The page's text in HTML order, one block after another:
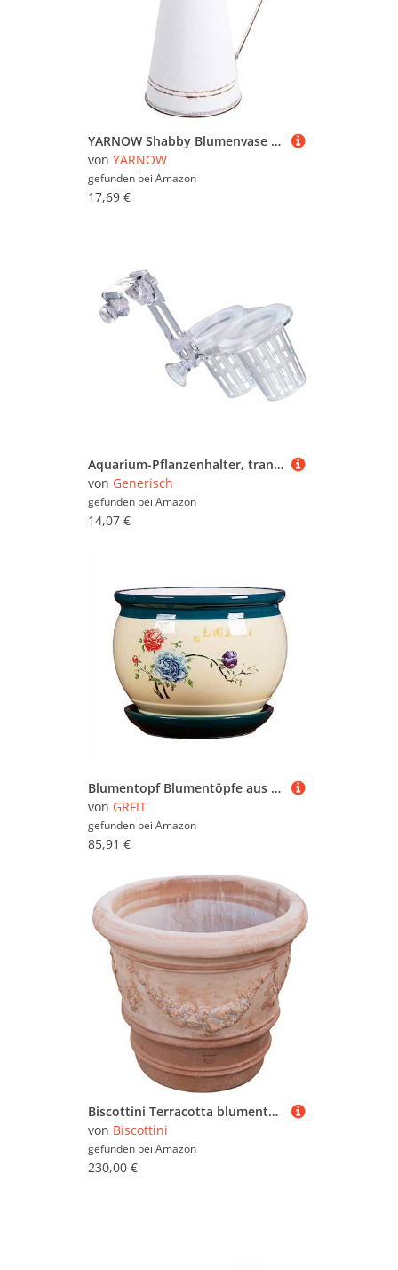
YARNOW Shabby Blumenvase Vintage Gießkanne Rustikaler Blumentopf Shabby Chic Deko Eisen Landhaus Vase Metall Retro Übertopf Eimer für Büro Schreibtisch Balkon Wohnzimmer Tischdeko
von YARNOW
gefunden bei Amazon
17,69 €
Aquarium-Pflanzenhalter, transparenter Blumentopf mit Loch, Aquarium-Dekoration, verstellbare Hydrokultur-Doppelbecher, Wasserzubehör für den Anbau
von Generisch
gefunden bei Amazon
14,07 €
Blumentopf Blumentöpfe aus Keramik, groß, mit Tablett, Blumentöpfe, chinesischer Retro-Minimalismus, Pflanzgefäße, Sukkulenten, Grünpflanzen, Pflanzen, dekorative Ornamente for Zuhause Übertopf ( Colo
von GRFIT
gefunden bei Amazon
85,91 €
Biscottini Terracotta blumentopf groß 68x49 cm | Amphore Garten auf Made in Italy | Terrakotta blumentöpfe | Blumentopf Gross
von Biscottini
gefunden bei Amazon
230,00 €